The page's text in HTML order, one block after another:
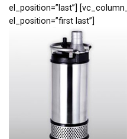
el_position=”last”]
el_position=”first last”]